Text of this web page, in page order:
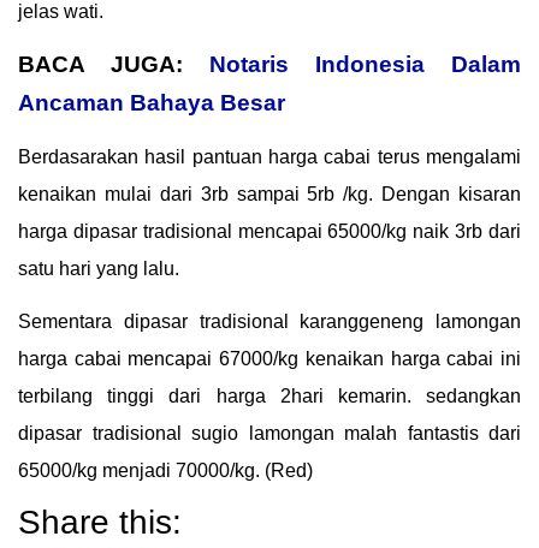
jelas wati.
BACA JUGA: Notaris Indonesia Dalam
Ancaman Bahaya Besar
Berdasarakan hasil pantuan harga cabai terus mengalami
kenaikan mulai dari 3rb sampai 5rb /kg. Dengan kisaran
harga dipasar tradisional mencapai 65000/kg naik 3rb dari
satu hari yang lalu.
Sementara dipasar tradisional karanggeneng lamongan
harga cabai mencapai 67000/kg kenaikan harga cabai ini
terbilang tinggi dari harga 2hari kemarin. sedangkan
dipasar tradisional sugio lamongan malah fantastis dari
65000/kg menjadi 70000/kg. (Red)
Share this: